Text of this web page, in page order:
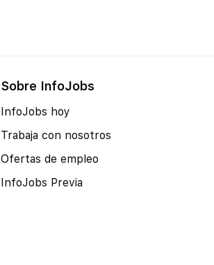
Sobre InfoJobs
InfoJobs hoy
Trabaja con nosotros
Ofertas de empleo
InfoJobs Previa